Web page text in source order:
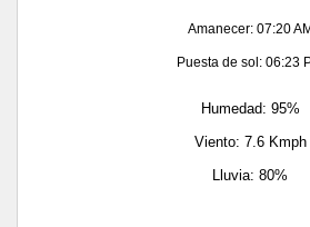
Amanecer: 07:20 AM
Puesta de sol: 06:23
Humedad: 95%
Viento: 7.6 Kmph
Lluvia: 80%